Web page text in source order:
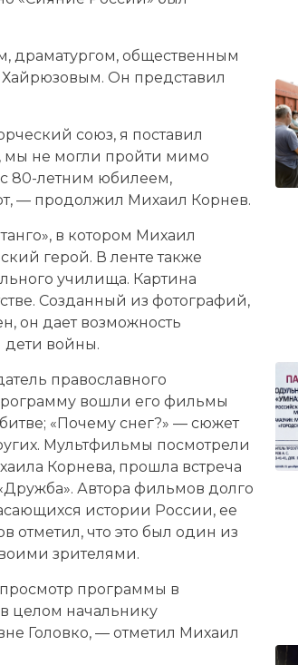
драматургом, общественным
Он представил
союз, я поставил
мы не могли пройти мимо
80-летним юбилеем,
— продолжил Михаил Корнев.
в котором Михаил
герой. В ленте также
училища. Картина
Созданный из фотографий,
он дает возможность
дети войны.
православного
вошли его фильмы
«Почему снег?» — сюжет
Мультфильмы посмотрели
Корнева, прошла встреча
Автора фильмов долго
истории России, ее
отметил, что это был один из
зрителями.
программы в
целом начальнику
Головко, — отметил Михаил